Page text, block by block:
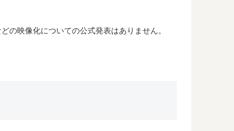
の映像化についての公式発表はありません。